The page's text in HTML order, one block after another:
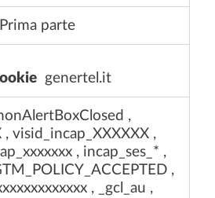
Prima parte
genertel.it
,
, visid_incap_XXXXXX ,
, incap_ses_* ,
,
, _gcl_au ,